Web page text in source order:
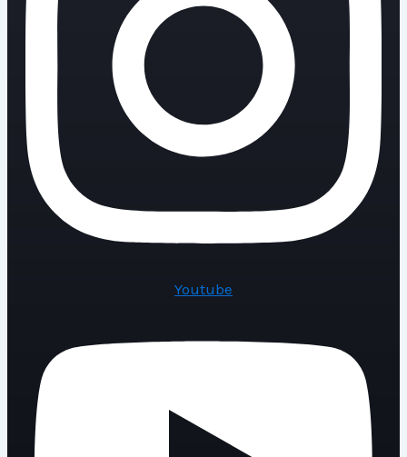
Youtube